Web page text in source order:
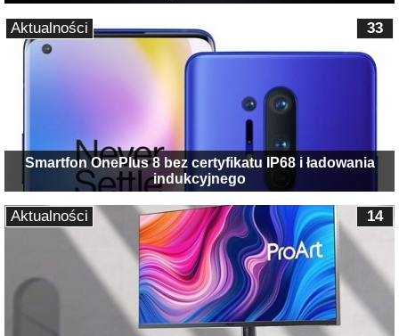
Smartfon OnePlus 8 bez certyfikatu IP68 i ładowania
indukcyjnego
33
Aktualności
14
Aktualności